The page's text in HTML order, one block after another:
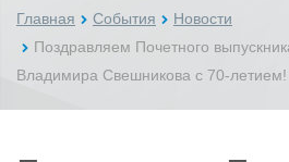
Главная События
Новости
Поздравляем Почетного
Владимира Свешникова с 70-летием!